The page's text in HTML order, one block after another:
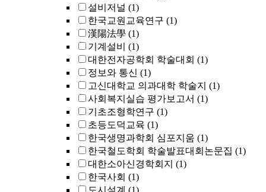
설비저널 (1)
한국교원교육연구 (1)
漢陽法學 (1)
기계설비
(1)
대한전자공학회 학술대회 (1)
정보와 통신 (1)
고신대학교 의과대학 학술지 (1)
사회복지실습 평가보고서 (1)
기초조형학연구 (1)
초등도덕교육 (1)
한국생명과학회 심포지움 (1)
한국철도학회 학술발표대회논문집 (1)
대한소아신경학회지 (1)
한국사회 (1)
도시설계 (1)